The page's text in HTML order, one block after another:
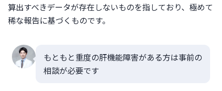
算出すべきデータが存在しないものを指しており、極めて
稀な報告に基づくものです。
もともと重度の肝機能障害がある方は事前の
相談が必要です